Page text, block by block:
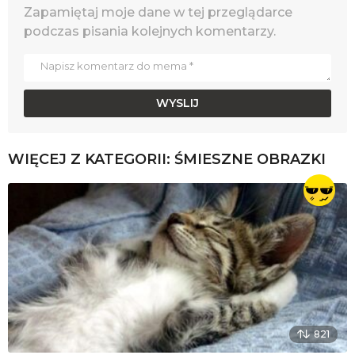
Zapamiętaj moje dane w tej przeglądarce
podczas pisania kolejnych komentarzy.
WIĘCEJ Z KATEGORII: ŚMIESZNE OBRAZKI
821